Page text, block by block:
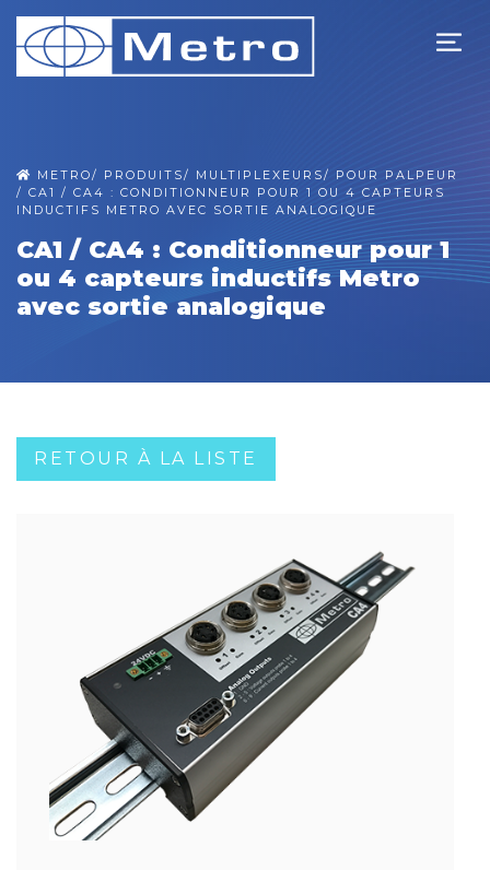
METRO/ PRODUITS/ MULTIPLEXEURS/ POUR PALPEUR
/ CA1 / CA4 : CONDITIONNEUR POUR 1 OU 4 CAPTEURS
INDUCTIFS METRO AVEC SORTIE ANALOGIQUE
CA1 / CA4 : Conditionneur pour 1
ou 4 capteurs inductifs Metro
avec sortie analogique
RETOUR À LA LISTE